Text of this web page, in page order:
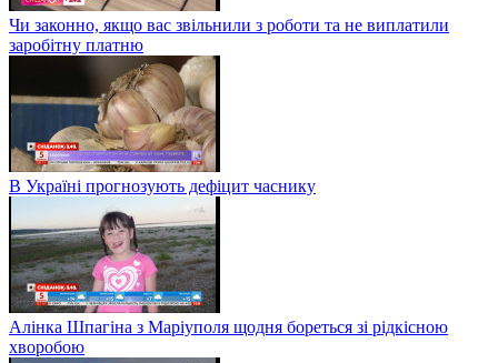
Чи законно, якщо вас звільнили з роботи та не виплатили
заробітну платню
В Україні прогнозують дефіцит часнику
Алінка Шпагіна з Маріуполя щодня бореться зі рідкісною
хворобою